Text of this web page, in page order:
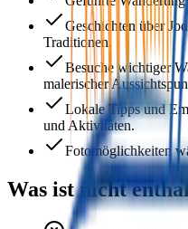
Geschichten über
Traditionen.
Besuche wichtiger
malerischer
Lokale Tipps und
und Aktivitäten.
Fotomöglichkeiten
Was ist nicht